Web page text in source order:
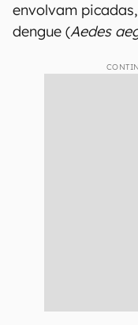
envolvam
dengue (Aedes